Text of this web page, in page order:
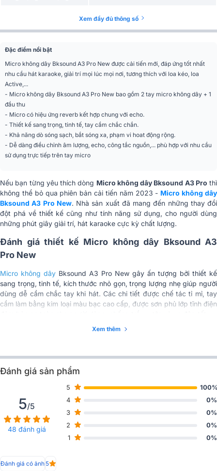
LCD
Loại mic Dynamic (micro điện động)
Dải tần số UHF(631.05-659.55MHz)
Pin AA*2
Đầu thu A3 Pro New
Tiêu thụ điện năng
Thông số pin 18650
Độ nhạy -95dBM
Xem đầy đủ thông số
Đặc điểm nổi bật
Micro không dây Bksound A3 Pro New được cải tiến mới, đáp ứng tốt nhất
nhu cầu hát karaoke, giải trí mọi lúc mọi nơi, tương thích với loa kéo, loa
Active,...
- Micro không dây Bksound A3 Pro New bao gồm 2 tay micro không dây + 1
đầu thu
- Micro có hiệu ứng reverb kết hợp chung với echo.
- Thiết kế sang trọng, tinh tế, tay cầm chắc chắn.
- Khả năng dò sóng sạch, bắt sóng xa, phạm vi hoat động rộng.
- Dễ dàng điều chỉnh âm lượng, echo, công tắc nguồn,... phù hợp với nhu cầu
sử dụng trực tiếp trên tay micro
Nếu bạn từng yêu thích dòng Micro không dây Bksound A3 Pro thì
không thể bỏ qua phiên bản cải tiến năm 2023 - Micro không dây
Bksound A3 Pro New. Nhà sản xuất đã mang đến những thay đổi
đột phá về thiết kế cũng như tính năng sử dụng, cho người dùng
những phút giây giải trí, hát karaoke cực kỳ chất lượng.
Đánh giá thiết kế Micro không dây Bksound A3
Pro New
Micro không dây Bksound A3 Pro New gây ấn tượng bởi thiết kế
sang trọng, tinh tế, kích thước nhỏ gọn, trọng lượng nhẹ giúp người
dùng dễ cầm chắc tay khi hát. Các chi tiết được chế tác tỉ mỉ, tay
cầm làm bằng kim loại màu bạc cao cấp, được sơn phủ lớp tĩnh điện
Xem thêm
Đánh giá sản phẩm
5/5
48 đánh giá
5
4
0%
3
0%
2
0%
1
0%
Đánh giá có ảnh 5